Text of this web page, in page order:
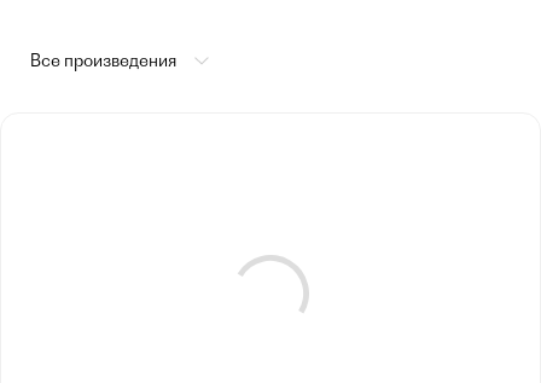
Все произведения